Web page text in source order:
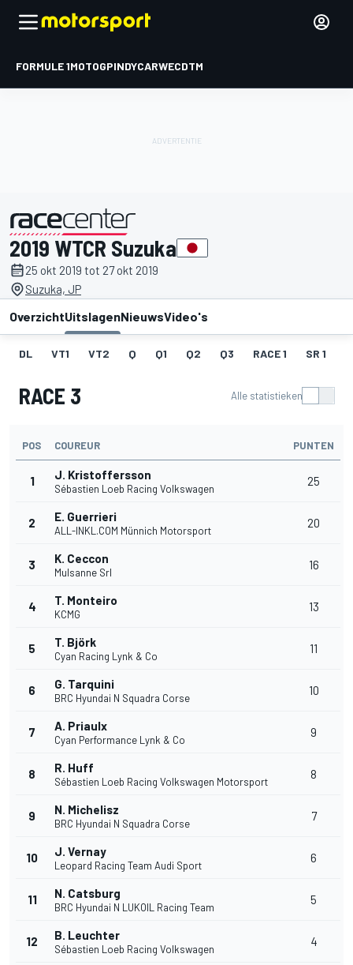
FORMULE 1MOTOGPINDYCARWECDTM
gepresenteerd door
2019 WTCR Suzuka
25 okt 2019 tot 27 okt 2019
Suzuka, JP
OverzichtUitslagenNieuwsVideo's
DL VT1 VT2 Q Q1 Q2 Q3 RACE 1 SR 1
RACE 3 Alle statistieken
POS COUREUR PUNTEN
1 J. Kristoffersson
Sébastien Loeb Racing Volkswagen
25
2 E. Guerrieri
ALL-INKL.COM Münnich Motorsport
20
3 K. Ceccon
Mulsanne Srl
16
4 T. Monteiro
KCMG
13
5 T. Björk
Cyan Racing Lynk & Co
11
6 G. Tarquini
BRC Hyundai N Squadra Corse
10
7 A. Priaulx
Cyan Performance Lynk & Co
9
8 R. Huff
Sébastien Loeb Racing Volkswagen Motorsport
8
9 N. Michelisz
BRC Hyundai N Squadra Corse
7
10 J. Vernay
Leopard Racing Team Audi Sport
6
11 N. Catsburg
BRC Hyundai N LUKOIL Racing Team
5
12 B. Leuchter
Sébastien Loeb Racing Volkswagen
4